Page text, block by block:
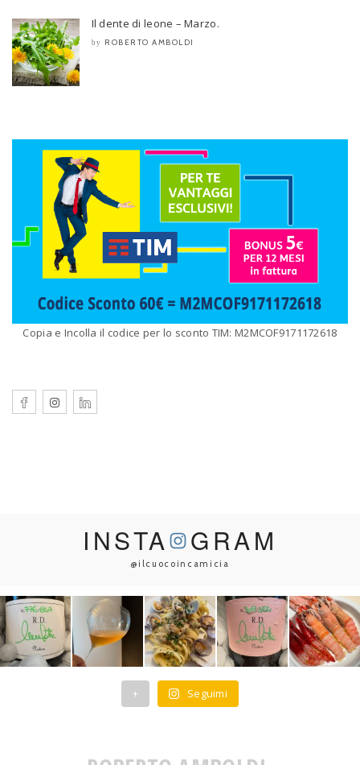
Il dente di leone – Marzo.
by ROBERTO AMBOLDI
Copia e Incolla il codice per lo sconto TIM: M2MCOF9171172618
INSTA GRAM
@ilcuocoincamicia
+ Seguimi